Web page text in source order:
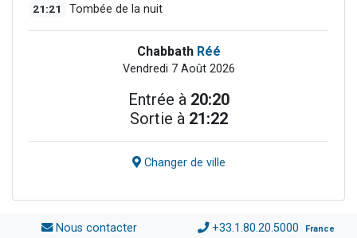
21:21 Tombée de la nuit
Chabbath Réé
Vendredi 7 Août 2026
Entrée à 20:20
Sortie à 21:22
Changer de ville
Nous contacter +33.1.80.20.5000 France